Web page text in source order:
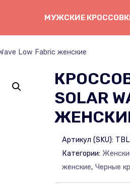
МУЖСКИЕ
Low Fabric женские
SOLAR
Артикул (SKU):
Категории:
женские,Черные